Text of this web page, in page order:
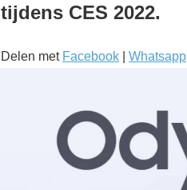
tijdens CES 2022.
Delen met Facebook Whatsapp